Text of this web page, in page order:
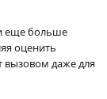
еще больше
оценить
вызовом даже для